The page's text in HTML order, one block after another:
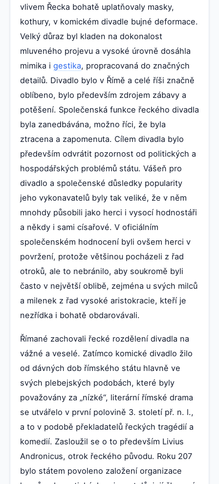
vlivem Řecka bohatě uplatňovaly masky,
kothury, v komickém divadle bujné deformace.
Velký důraz byl kladen na dokonalost
mluveného projevu a vysoké úrovně dosáhla
mimika i gestika, propracovaná do značných
detailů. Divadlo bylo v Římě a celé říši značně
oblíbeno, bylo především zdrojem zábavy a
potěšení. Společenská funkce řeckého divadla
byla zanedbávána, možno říci, že byla
ztracena a zapomenuta. Cílem divadla bylo
především odvrátit pozornost od politických a
hospodářských problémů státu. Vášeň pro
divadlo a společenské důsledky popularity
jeho vykonavatelů byly tak veliké, že v něm
mnohdy působili jako herci i vysocí hodnostáři
a někdy i sami císařové. V oficiálním
společenském hodnocení byli ovšem herci v
povržení, protože většinou pocházeli z řad
otroků, ale to nebránilo, aby soukromě byli
často v největší oblibě, zejména u svých milců
a milenek z řad vysoké aristokracie, kteří je
nezřídka i bohatě obdarovávali.
Římané zachovali řecké rozdělení divadla na
vážné a veselé. Zatímco komické divadlo žilo
od dávných dob římského státu hlavně ve
svých plebejských podobách, které byly
považovány za „nízké“, literární římské drama
se utvářelo v první polovině 3. století př. n. l.,
a to v podobě překladatelů řeckých tragédií a
komedií. Zasloužil se o to především Livius
Andronicus, otrok řeckého původu. Roku 207
bylo státem povoleno založení organizace